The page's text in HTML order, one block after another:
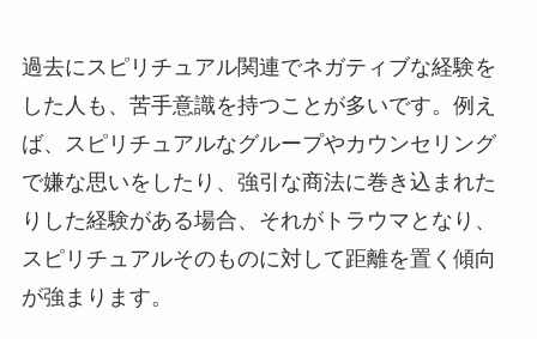
過去にスピリチュアル関連でネガティブな経験を
した人も、苦手意識を持つことが多いです。例え
ば、スピリチュアルなグループやカウンセリング
で嫌な思いをしたり、強引な商法に巻き込まれた
りした経験がある場合、それがトラウマとなり、
スピリチュアルそのものに対して距離を置く傾向
が強まります。